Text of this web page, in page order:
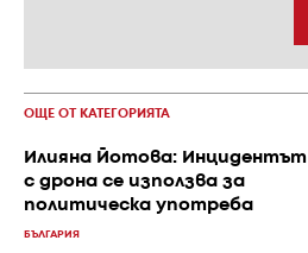
ОЩЕ ОТ КАТЕГОРИЯТА
Илияна Йотова: Инцидентът
с дрона се използва за
политическа употреба
БЪЛГАРИЯ